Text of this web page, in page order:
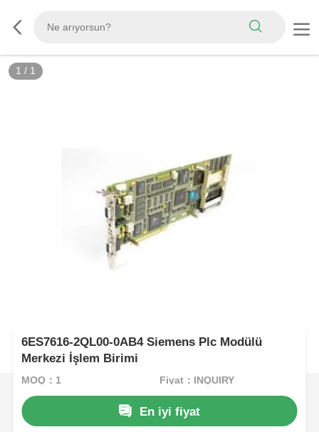
1 / 1
6ES7616-2QL00-0AB4 Siemens Plc Modülü
Merkezi İşlem Birimi
MOQ：1 Fiyat：INQUIRY
En iyi fiyat